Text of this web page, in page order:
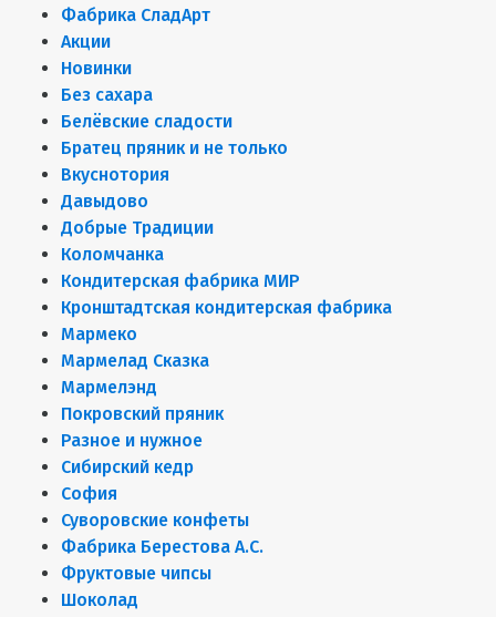
Фабрика СладАрт
Акции
Новинки
Без сахара
Белёвские сладости
Братец пряник и не только
Вкуснотория
Давыдово
Добрые Традиции
Коломчанка
Кондитерская фабрика МИР
Кронштадтская кондитерская фабрика
Мармеко
Мармелад Сказка
Мармелэнд
Покровский пряник
Разное и нужное
Сибирский кедр
София
Суворовские конфеты
Фабрика Берестова А.С.
Фруктовые чипсы
Шоколад